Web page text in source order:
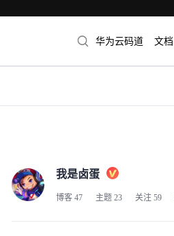
华为云码道 文档
我是卤蛋
博客 47 主题 23 关注 59